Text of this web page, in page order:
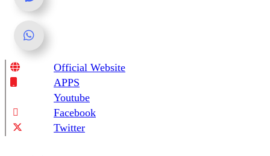
Online News Portal
Official Website
APPS
Youtube
Facebook
Twitter